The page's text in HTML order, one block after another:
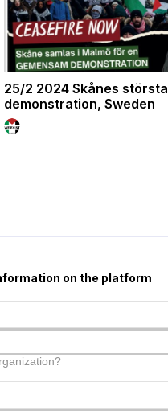
25/2 2024 Skånes största
demonstration, Sweden
on the platform